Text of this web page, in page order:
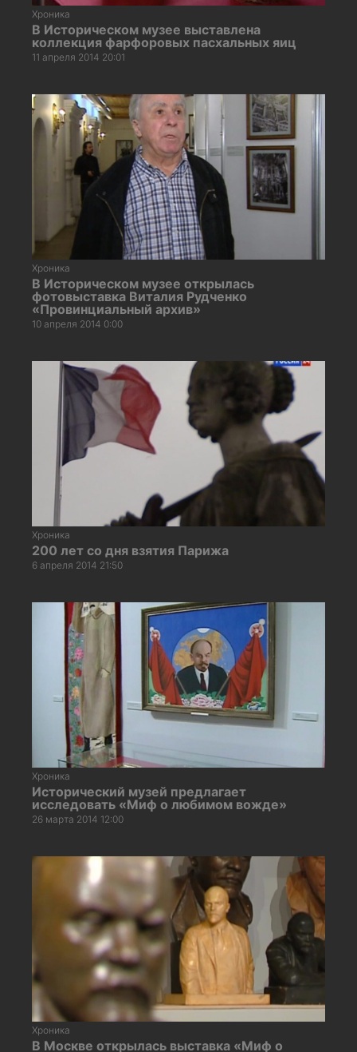
Хроника
В Историческом музее выставлена
коллекция фарфоровых пасхальных яиц
11 апреля 2014 20:01
Хроника
В Историческом музее открылась
фотовыставка Виталия Рудченко
«Провинциальный архив»
10 апреля 2014 0:00
Хроника
200 лет со дня взятия Парижа
6 апреля 2014 21:50
Хроника
Исторический музей предлагает
исследовать «Миф о любимом вожде»
26 марта 2014 12:00
Хроника
В Москве открылась выставка «Миф о